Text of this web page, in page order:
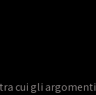
cui gli